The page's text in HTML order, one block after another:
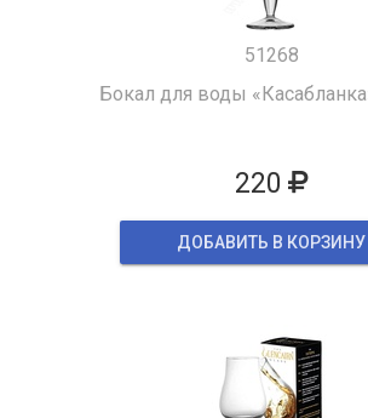
51268
Бокал для воды
220
ДОБАВИТЬ В КОРЗИНУ